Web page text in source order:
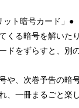
ット暗号カード」●
くる暗号を解いた
ドをずらすと、
や、次巻予告の暗
、一冊まるごと楽